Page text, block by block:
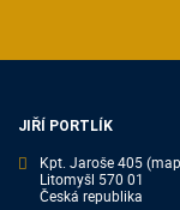
JIŘÍ PORTLÍK
Kpt. Jaroše 405
Litomyšl 570 01
Česká republika